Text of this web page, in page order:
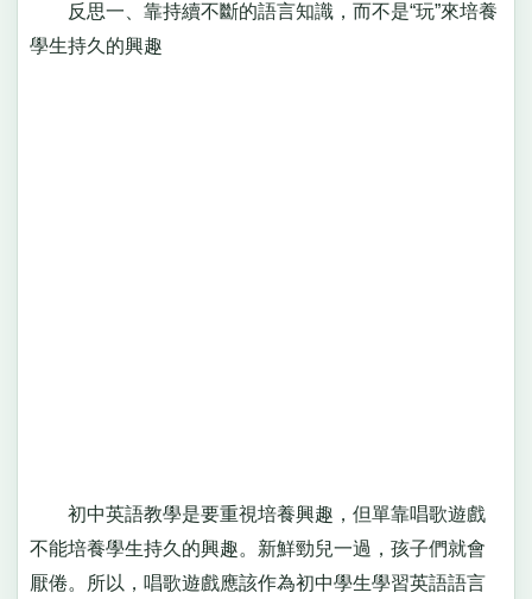
反思一、靠持續不斷的語言知識，而不是“玩”來培養
學生持久的興趣
初中英語教學是要重視培養興趣，但單靠唱歌遊戲
不能培養學生持久的興趣。新鮮勁兒一過，孩子們就會
厭倦。所以，唱歌遊戲應該作為初中學生學習英語語言